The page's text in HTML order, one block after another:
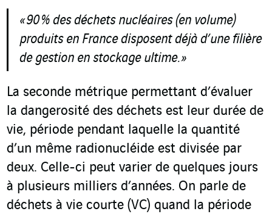
« 90 % des déchets nucléaires (en volume)
produits en France disposent déjà d’une filière
de gestion en stockage ultime. »
La seconde métrique permettant d’évaluer
la dangerosité des déchets est leur durée de
vie, période pendant laquelle la quantité
d’un même radionucléide est divisée par
deux. Celle-ci peut varier de quelques jours
à plusieurs milliers d’années. On parle de
déchets à vie courte (VC) quand la période